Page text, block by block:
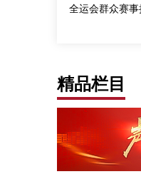
全运会群众赛
精品栏目